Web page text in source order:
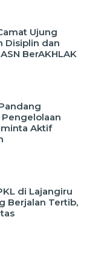
Ujung
Disiplin dan
BerAKHLAK
Aktif
di Lajangiru
Berjalan Tertib,